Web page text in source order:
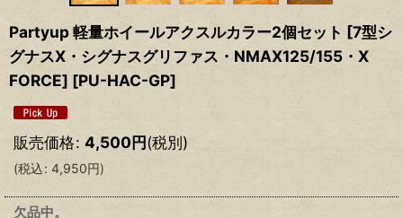
Partyup 軽量ホイールアクスルカラー2個セット [7型シ
グナスX・シグナスグリファス・NMAX125/155・X
FORCE] [PU-HAC-GP]
販売価格: 4,500円(税別)
(税込: 4,950円)
欠品中。